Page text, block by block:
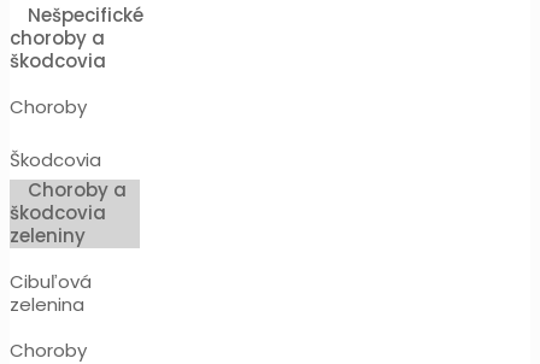
Nešpecifické
choroby a
škodcovia
Choroby
Škodcovia
Choroby a
škodcovia
zeleniny
Cibuľová
zelenina
Choroby